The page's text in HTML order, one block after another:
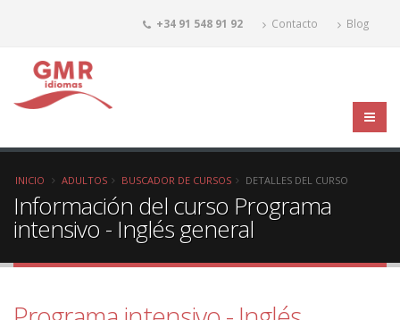
+34 91 548 91 92 Contacto Blog
INICIO ADULTOS BUSCADOR DE CURSOS DETALLES DEL CURSO
Información del curso Programa
intensivo - Inglés general